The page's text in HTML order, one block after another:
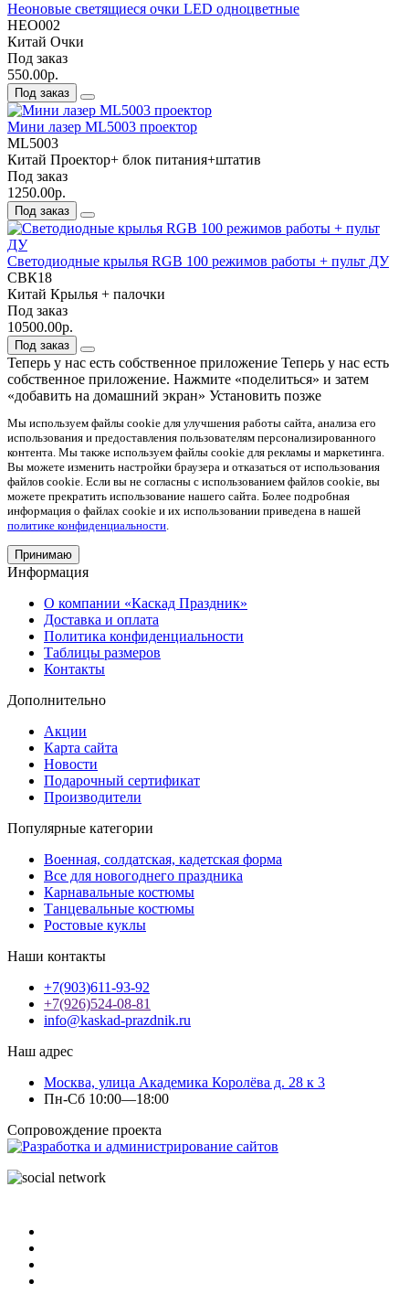
Неоновые светящиеся очки LED одноцветные
НЕО002
Китай Очки
Под заказ
550.00р.
Под заказ
Мини лазер ML5003 проектор
ML5003
Китай Проектор+ блок питания+штатив
Под заказ
1250.00р.
Под заказ
Светодиодные крылья RGB 100 режимов работы + пульт ДУ
СВК18
Китай Крылья + палочки
Под заказ
10500.00р.
Под заказ
Теперь у нас есть собственное приложение Теперь у нас есть
собственное приложение. Нажмите «поделиться» и затем
«добавить на домашний экран» Установить позже
Мы используем файлы cookie для улучшения работы сайта, анализа его
использования и предоставления пользователям персонализированного
контента. Мы также используем файлы cookie для рекламы и маркетинга.
Вы можете изменить настройки браузера и отказаться от использования
файлов cookie. Если вы не согласны с использованием файлов cookie, вы
можете прекратить использование нашего сайта. Более подробная
информация о файлах cookie и их использовании приведена в нашей
политике конфиденциальности.
Принимаю
Информация
О компании «Каскад Праздник»
Доставка и оплата
Политика конфиденциальности
Таблицы размеров
Контакты
Дополнительно
Акции
Карта сайта
Новости
Подарочный сертификат
Производители
Популярные категории
Военная, солдатская, кадетская форма
Все для новогоднего праздника
Карнавальные костюмы
Танцевальные костюмы
Ростовые куклы
Наши контакты
+7(903)611-93-92
+7(926)524-08-81
info@kaskad-prazdnik.ru
Наш адрес
Москва, улица Академика Королёва д. 28 к 3
Пн-Сб 10:00—18:00
Сопровождение проекта